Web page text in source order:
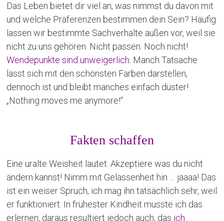
Das Leben bietet dir viel an, was nimmst du davon mit
und welche Präferenzen bestimmen dein Sein? Häufig
lassen wir bestimmte Sachverhalte außen vor, weil sie
nicht zu uns gehören. Nicht passen. Noch nicht!
Wendepunkte sind unweigerlich. Manch Tatsache
lässt sich mit den schönsten Farben darstellen,
dennoch ist und bleibt manches einfach düster!
„Nothing moves me anymore!“
Fakten schaffen
Eine uralte Weisheit lautet: Akzeptiere was du nicht
ändern kannst! Nimm mit Gelassenheit hin … jaaaa! Das
ist ein weiser Spruch, ich mag ihn tatsächlich sehr, weil
er funktioniert. In frühester Kindheit musste ich das
erlernen, daraus resultiert jedoch auch, das ich